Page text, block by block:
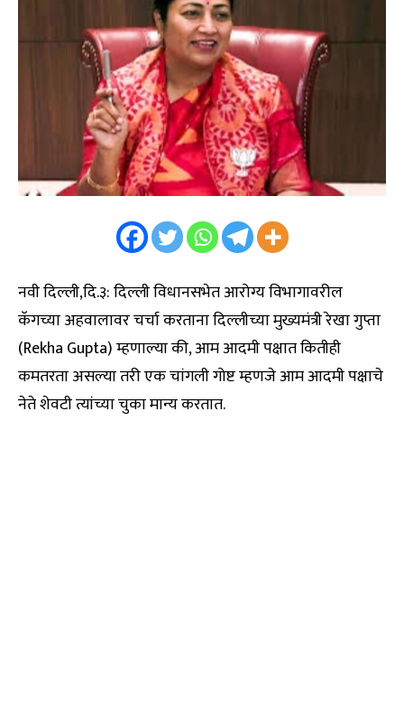
नवी दिल्ली,दि.३: दिल्ली विधानसभेत आरोग्य विभागावरील
कॅगच्या अहवालावर चर्चा करताना दिल्लीच्या मुख्यमंत्री रेखा गुप्ता
(Rekha Gupta) म्हणाल्या की, आम आदमी पक्षात कितीही
कमतरता असल्या तरी एक चांगली गोष्ट म्हणजे आम आदमी पक्षाचे
नेते शेवटी त्यांच्या चुका मान्य करतात.